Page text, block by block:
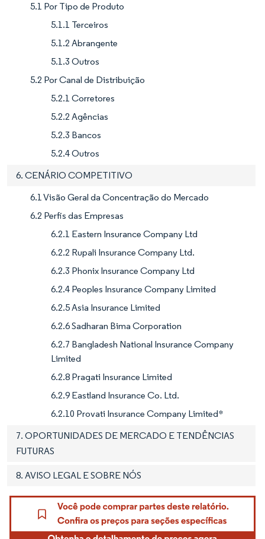
5.1 Por Tipo de Produto
5.1.1 Terceiros
5.1.2 Abrangente
5.1.3 Outros
5.2 Por Canal de Distribuição
5.2.1 Corretores
5.2.2 Agências
5.2.3 Bancos
5.2.4 Outros
6. CENÁRIO COMPETITIVO
6.1 Visão Geral da Concentração do Mercado
6.2 Perfis das Empresas
6.2.1 Eastern Insurance Company Ltd
6.2.2 Rupali Insurance Company Ltd.
6.2.3 Phonix Insurance Company Ltd
6.2.4 Peoples Insurance Company Limited
6.2.5 Asia Insurance Limited
6.2.6 Sadharan Bima Corporation
6.2.7 Bangladesh National Insurance Company
Limited
6.2.8 Pragati Insurance Limited
6.2.9 Eastland Insurance Co. Ltd.
6.2.10 Provati Insurance Company Limited*
7. OPORTUNIDADES DE MERCADO E TENDÊNCIAS
FUTURAS
8. AVISO LEGAL E SOBRE NÓS